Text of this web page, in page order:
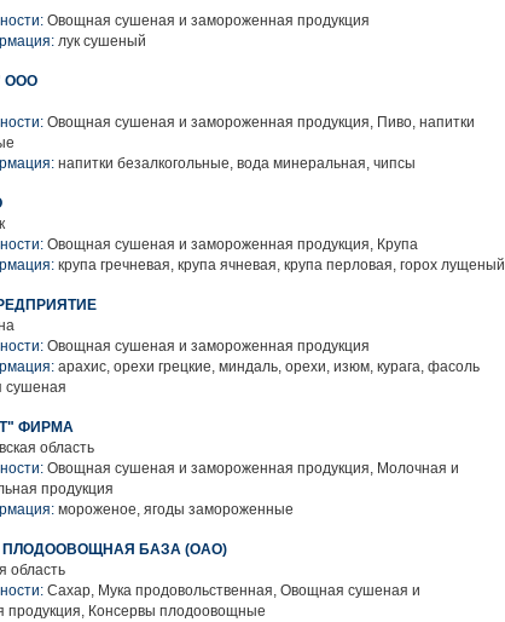
Овощная сушеная и замороженная продукция
лук сушеный
ООО
Овощная сушеная и замороженная продукция, Пиво, напитки
напитки безалкогольные, вода минеральная, чипсы
Овощная сушеная и замороженная продукция, Крупа
крупа гречневая, крупа ячневая, крупа перловая, горох лущеный
Овощная сушеная и замороженная продукция
арахис, орехи грецкие, миндаль, орехи, изюм, курага, фасоль
сушеная
ФИРМА
область
Овощная сушеная и замороженная продукция, Молочная и
продукция
мороженое, ягоды замороженные
БАЗА (ОАО)
область
Сахар, Мука продовольственная, Овощная сушеная и
продукция, Консервы плодоовощные